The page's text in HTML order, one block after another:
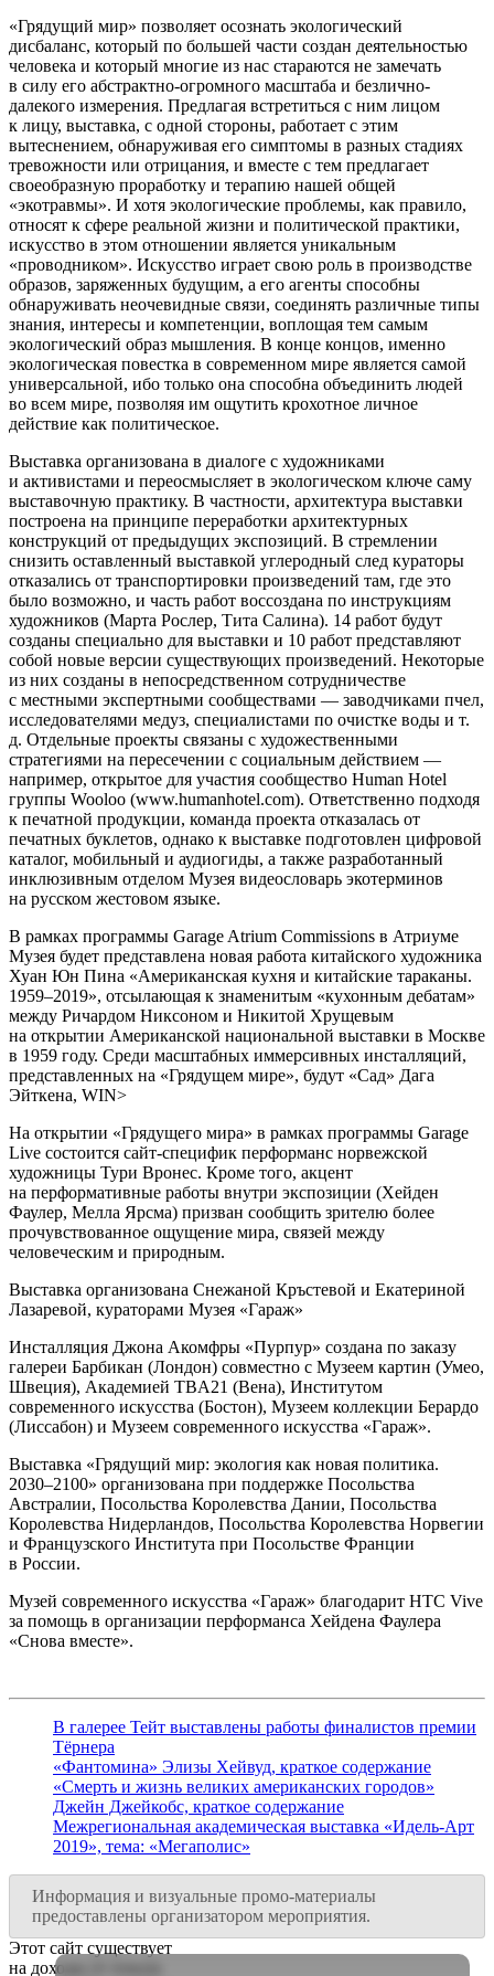
«Грядущий мир» позволяет осознать экологический
дисбаланс, который по большей части создан деятельностью
человека и который многие из нас стараются не замечать
в силу его абстрактно-огромного масштаба и безлично-
далекого измерения. Предлагая встретиться с ним лицом
к лицу, выставка, с одной стороны, работает с этим
вытеснением, обнаруживая его симптомы в разных стадиях
тревожности или отрицания, и вместе с тем предлагает
своеобразную проработку и терапию нашей общей
«экотравмы». И хотя экологические проблемы, как правило,
относят к сфере реальной жизни и политической практики,
искусство в этом отношении является уникальным
«проводником». Искусство играет свою роль в производстве
образов, заряженных будущим, а его агенты способны
обнаруживать неочевидные связи, соединять различные типы
знания, интересы и компетенции, воплощая тем самым
экологический образ мышления. В конце концов, именно
экологическая повестка в современном мире является самой
универсальной, ибо только она способна объединить людей
во всем мире, позволяя им ощутить крохотное личное
действие как политическое.
Выставка организована в диалоге с художниками
и активистами и переосмысляет в экологическом ключе саму
выставочную практику. В частности, архитектура выставки
построена на принципе переработки архитектурных
конструкций от предыдущих экспозиций. В стремлении
снизить оставленный выставкой углеродный след кураторы
отказались от транспортировки произведений там, где это
было возможно, и часть работ воссоздана по инструкциям
художников (Марта Рослер, Тита Салина). 14 работ будут
созданы специально для выставки и 10 работ представляют
собой новые версии существующих произведений. Некоторые
из них созданы в непосредственном сотрудничестве
с местными экспертными сообществами — заводчиками пчел,
исследователями медуз, специалистами по очистке воды и т.
д. Отдельные проекты связаны с художественными
стратегиями на пересечении с социальным действием —
например, открытое для участия сообщество Human Hotel
группы Wooloo (www.humanhotel.com). Ответственно подходя
к печатной продукции, команда проекта отказалась от
печатных буклетов, однако к выставке подготовлен цифровой
каталог, мобильный и аудиогиды, а также разработанный
инклюзивным отделом Музея видеословарь экотерминов
на русском жестовом языке.
В рамках программы Garage Atrium Commissions в Атриуме
Музея будет представлена новая работа китайского художника
Хуан Юн Пина «Американская кухня и китайские тараканы.
1959–2019», отсылающая к знаменитым «кухонным дебатам»
между Ричардом Никсоном и Никитой Хрущевым
на открытии Американской национальной выставки в Москве
в 1959 году. Среди масштабных иммерсивных инсталляций,
представленных на «Грядущем мире», будут «Сад» Дага
Эйткена, WIN>
На открытии «Грядущего мира» в рамках программы Garage
Live состоится сайт-специфик перформанс норвежской
художницы Тури Вронес. Кроме того, акцент
на перформативные работы внутри экспозиции (Хейден
Фаулер, Мелла Ярсма) призван сообщить зрителю более
прочувствованное ощущение мира, связей между
человеческим и природным.
Выставка организована Снежаной Кръстевой и Екатериной
Лазаревой, кураторами Музея «Гараж»
Инсталляция Джона Акомфры «Пурпур» создана по заказу
галереи Барбикан (Лондон) совместно с Музеем картин (Умео,
Швеция), Академией TBA21 (Вена), Институтом
современного искусства (Бостон), Музеем коллекции Берардо
(Лиссабон) и Музеем современного искусства «Гараж».
Выставка «Грядущий мир: экология как новая политика.
2030–2100» организована при поддержке Посольства
Австралии, Посольства Королевства Дании, Посольства
Королевства Нидерландов, Посольства Королевства Норвегии
и Французского Института при Посольстве Франции
в России.
Музей современного искусства «Гараж» благодарит HTC Vive
за помощь в организации перформанса Хейдена Фаулера
«Снова вместе».
В галерее Тейт выставлены работы финалистов премии
Тёрнера
«Фантомина» Элизы Хейвуд, краткое содержание
«Смерть и жизнь великих американских городов»
Джейн Джейкобс, краткое содержание
Межрегиональная академическая выставка «Идель-Арт
2019», тема: «Мегаполис»
Информация и визуальные промо-материалы
предоставлены организатором мероприятия.
Этот сайт существует
на доходы от показа